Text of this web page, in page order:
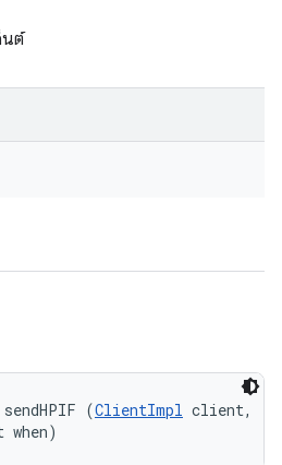
นต์
(ClientImpl client,
when)